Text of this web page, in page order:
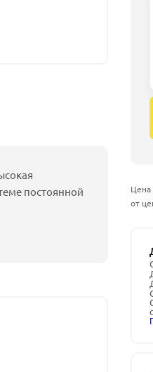
постоянной
Цена
от